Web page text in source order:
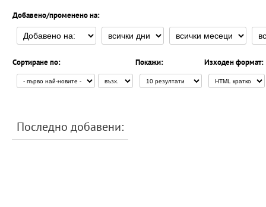
Добавено/променено на:
Сортиране по: Покажи: Изходен формат:
Последно добавени: